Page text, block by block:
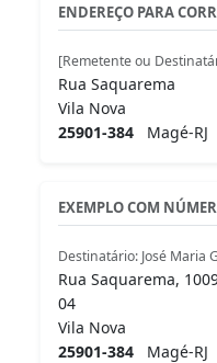
ENDEREÇO PARA
[Remetente ou
Rua Saquarema
Vila Nova
25901-384 Magé-RJ
EXEMPLO COM
Destinatário: José Maria
Rua Saquarema,
04
Vila Nova
25901-384 Magé-RJ